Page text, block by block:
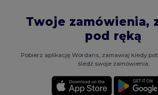
Twoje zamówienia,
pod ręką
Pobierz aplikację Wordans, zamawiaj kiedy
śledź swoje zamówienia.